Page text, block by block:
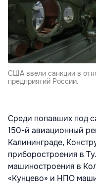
США ввели санкции в
предприятий России.
Среди попавших под
150-й авиационный
Калининграде,
приборостроения в
машиностроения в
«Кунцево» и НПО